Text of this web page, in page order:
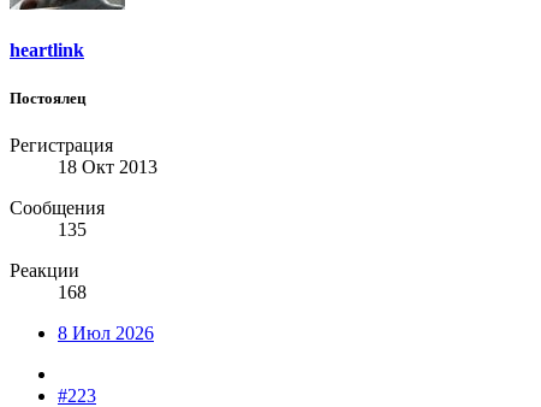
heartlink
Постоялец
Регистрация
18 Окт 2013
Сообщения
135
Реакции
168
8 Июл 2026
#223